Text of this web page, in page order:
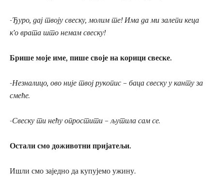
-Ђуро, дај твоју свеску, молим те! Има да ми залепи кеца
к’о врата што немам свеску!
Брише моје име, пише своје на корици свеске.
-Незналицо, ово није твој рукопис – баца свеску у канту за
смеће.
-Свеску ти нећу опростити – љутила сам се.
Остали смо доживотни пријатељи.
Ишли смо заједно да купујемо ужину.